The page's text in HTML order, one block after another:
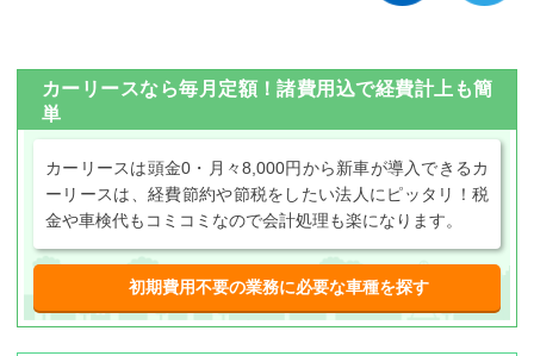
カーリースなら毎月定額！諸費用込で経費計上も簡
単
カーリースは頭金0・月々8,000円から新車が導入できるカ
ーリースは、経費節約や節税をしたい法人にピッタリ！税
金や車検代もコミコミなので会計処理も楽になります。
初期費用不要の業務に必要な車種を探す